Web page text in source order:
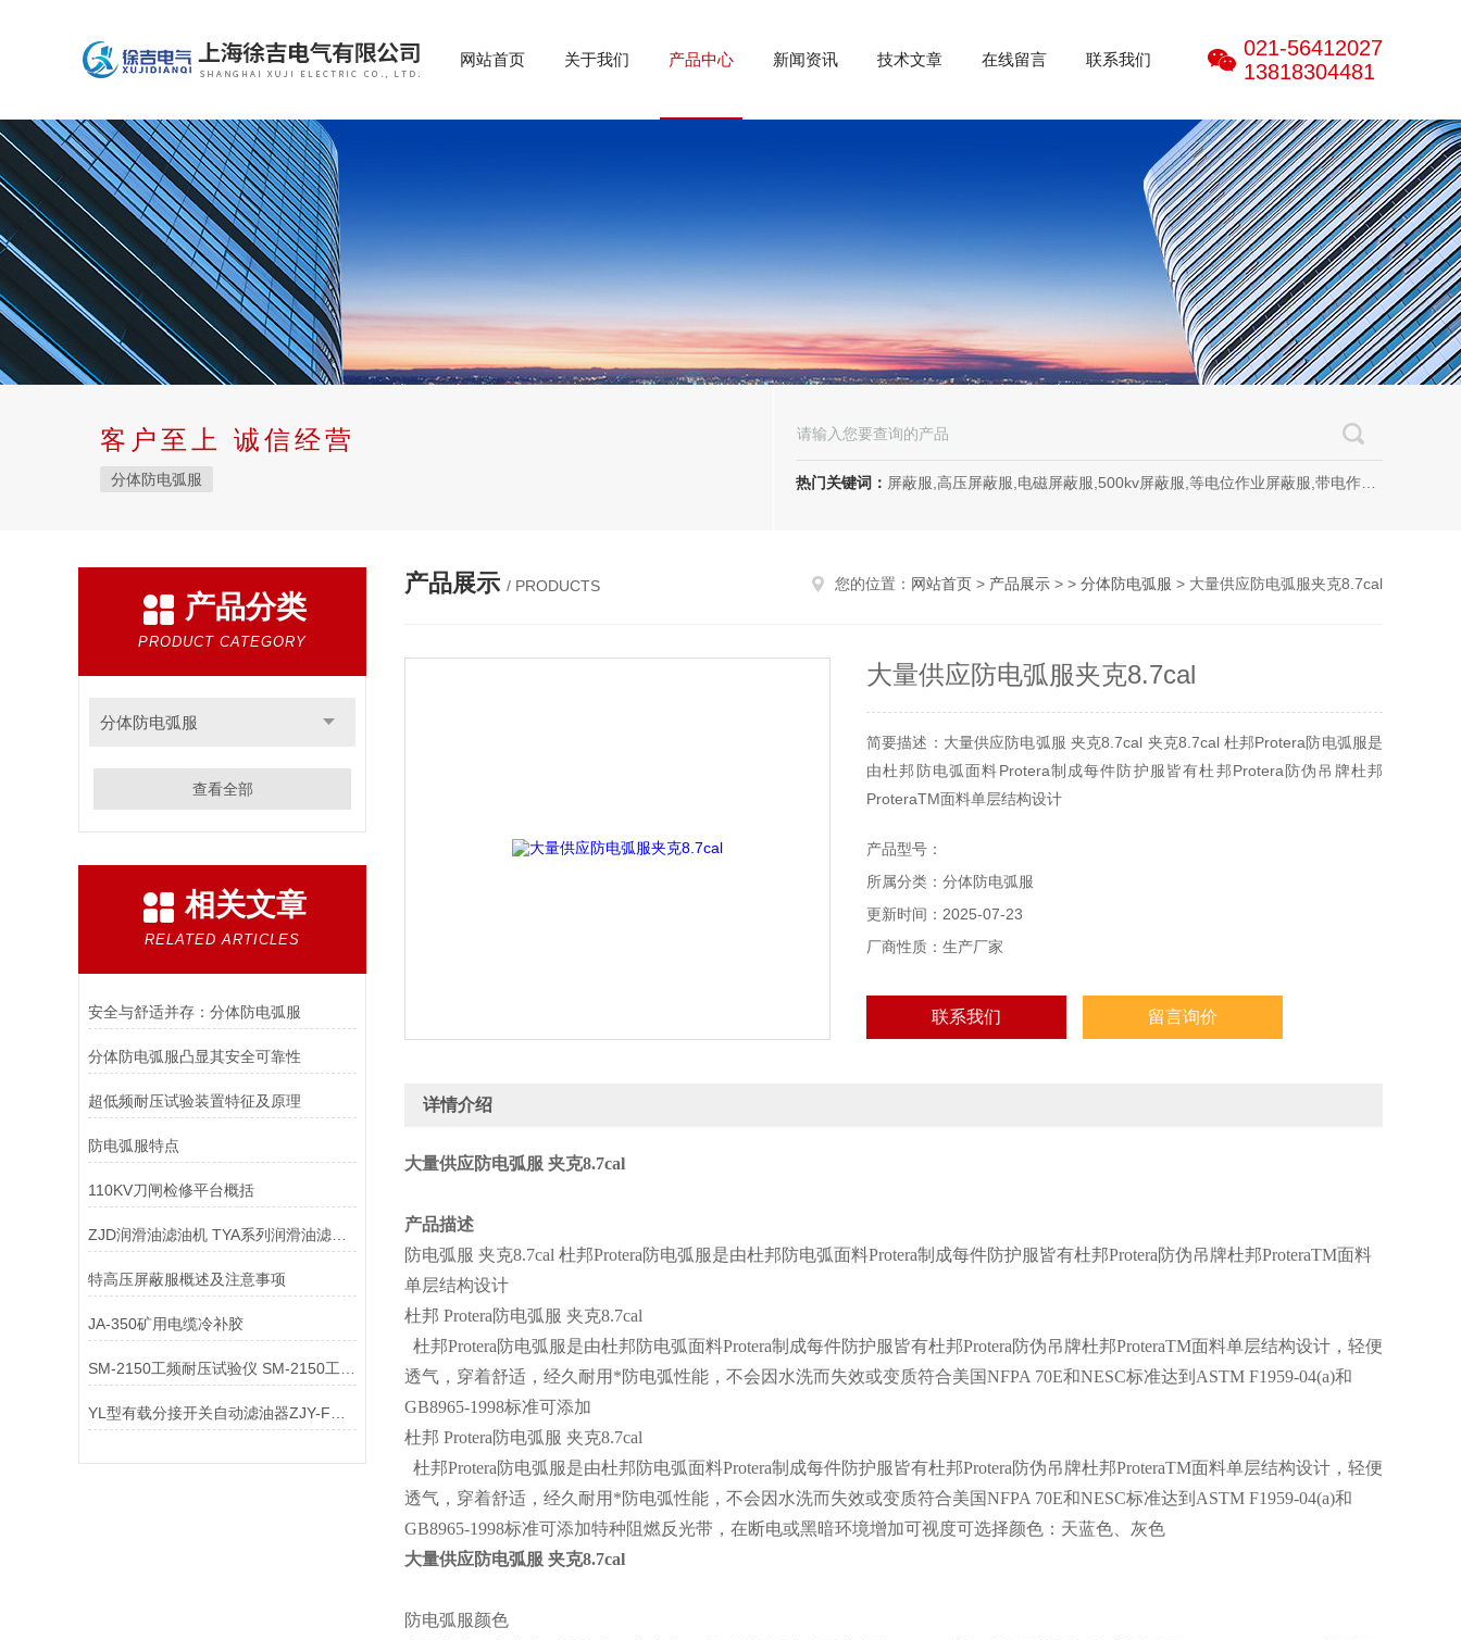
网站首页 关于我们 产品中心 新闻资讯 技术文章 在线留言 联系我们
021-56412027
13818304481
客户至上 诚信经营
分体防电弧服 热门关键词： 屏蔽服,高压屏蔽服,电磁屏蔽服,500kv屏蔽服,等电位作业屏蔽服,带电作业屏蔽服,防电弧服,电弧服,电弧专用防护服,电位均压服
产品分类
PRODUCT CATEGORY
分体防电弧服
查看全部
相关文章
RELATED ARTICLES
安全与舒适并存：分体防电弧服
分体防电弧服凸显其安全可靠性
超低频耐压试验装置特征及原理
防电弧服特点
110KV刀闸检修平台概括
ZJD润滑油滤油机 TYA系列润滑油滤油机
特高压屏蔽服概述及注意事项
JA-350矿用电缆冷补胶
产品展示 / PRODUCTS 您的位置： 网站首页 > 产品展示 > > 分体防电弧服 > 大量供应防电弧服夹克8.7cal
大量供应防电弧服夹克8.7cal
简要描述：大量供应防电弧服 夹克8.7cal 夹克8.7cal 杜邦Protera防电弧服是
由杜邦防电弧面料Protera制成每件防护服皆有杜邦Protera防伪吊牌杜邦
ProteraTM面料单层结构设计
产品型号：
所属分类：分体防电弧服
更新时间：2025-07-23
厂商性质：生产厂家
联系我们 留言询价
详情介绍
大量供应防电弧服 夹克8.7cal
产品描述
防电弧服 夹克8.7cal 杜邦Protera防电弧服是由杜邦防电弧面料Protera制成每件防护服皆有杜邦Protera防伪吊牌杜邦ProteraTM面料
单层结构设计
杜邦 Protera防电弧服 夹克8.7cal
杜邦Protera防电弧服是由杜邦防电弧面料Protera制成每件防护服皆有杜邦Protera防伪吊牌杜邦ProteraTM面料单层结构设计，轻便
透气，穿着舒适，经久耐用*防电弧性能，不会因水洗而失效或变质符合美国NFPA 70E和NESC标准达到ASTM F1959-04(a)和
GB8965-1998标准可添加
杜邦 Protera防电弧服 夹克8.7cal
杜邦Protera防电弧服是由杜邦防电弧面料Protera制成每件防护服皆有杜邦Protera防伪吊牌杜邦ProteraTM面料单层结构设计，轻便
透气，穿着舒适，经久耐用*防电弧性能，不会因水洗而失效或变质符合美国NFPA 70E和NESC标准达到ASTM F1959-04(a)和
GB8965-1998标准可添加特种阻燃反光带，在断电或黑暗环境增加可视度可选择颜色：天蓝色、灰色
大量供应防电弧服 夹克8.7cal
防电弧服颜色